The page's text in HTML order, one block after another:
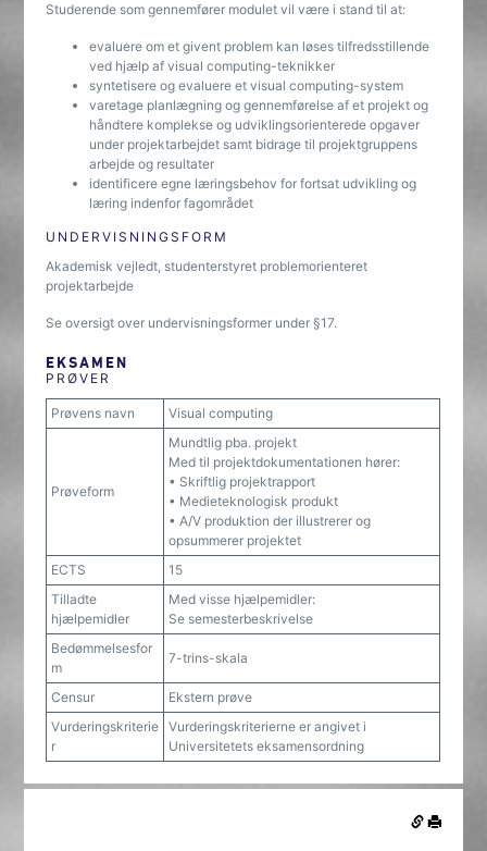
Studerende som gennemfører modulet vil være i stand til at:
evaluere om et givent problem kan løses tilfredsstillende
ved hjælp af visual computing-teknikker
syntetisere og evaluere et visual computing-system
varetage planlægning og gennemførelse af et projekt og
håndtere komplekse og udviklingsorienterede opgaver
under projektarbejdet samt bidrage til projektgruppens
arbejde og resultater
identificere egne læringsbehov for fortsat udvikling og
læring indenfor fagområdet
UNDERVISNINGSFORM
Akademisk vejledt, studenterstyret problemorienteret
projektarbejde
Se oversigt over undervisningsformer under §17.
EKSAMEN
PRØVER
Prøvens navn Visual computing
Prøveform
Mundtlig pba. projekt
Med til projektdokumentationen hører:
• Skriftlig projektrapport
• Medieteknologisk produkt
• A/V produktion der illustrerer og
opsummerer projektet
ECTS
15
Tilladte
hjælpemidler
Med visse hjælpemidler:
Se semesterbeskrivelse
Bedømmelsesfor
m
7-trins-skala
Censur
Ekstern prøve
Vurderingskriterie
r
Vurderingskriterierne er angivet i
Universitetets eksamensordning